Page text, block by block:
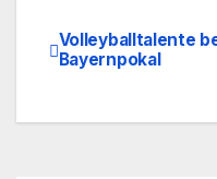
Volleyballtalente
Bayernpokal